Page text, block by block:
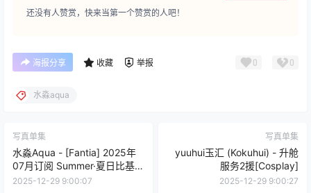
还没有人赞赏，快来当第一个赞赏的人吧！
海报分享 收藏 举报 0 0
水淼aqua
写真单集
水淼Aqua - [Fantia] 2025年
07月订阅 Summer·夏日比基尼
[Cosplay]
2025-12-29 9:00:07
写真单集
yuuhui玉汇 (Kokuhui) - 升舱
服务2援[Cosplay]
2025-12-29 9:00:27